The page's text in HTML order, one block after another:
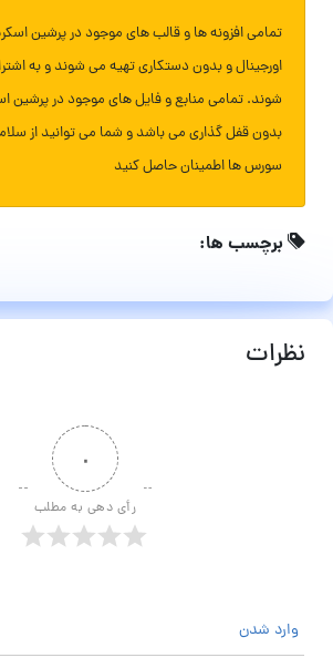
تمامی افزونه ها و قالب های موجود در پرشین
اورجینال و بدون دستکاری تهیه می شوند و به
شوند. تمامی منابع و فایل های موجود در پرشین
بدون قفل گذاری می باشد و شما می توانید از
سورس ها اطمینان حاصل کنید
برچسب ها:
نظرات
۰
رأی دهی به مطلب
وارد شدن